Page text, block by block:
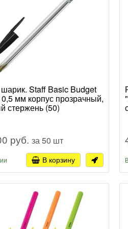
Staff Basic Budget
мм корпус прозрачный,
стержень (50)
руб. за 50 шт
В корзину